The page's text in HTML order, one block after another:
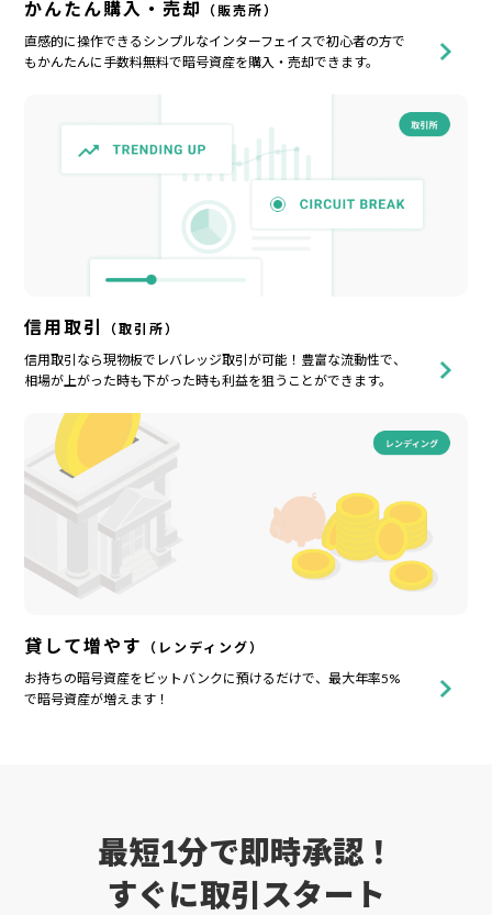
かんたん購入・売却
（販売所）
直感的に操作できるシンプルなインターフェイスで初心者の方で
もかんたんに手数料無料で暗号資産を購入・売却できます。
信用取引
（取引所）
信用取引なら現物板でレバレッジ取引が可能！豊富な流動性で、
相場が上がった時も下がった時も利益を狙うことができます。
貸して増やす
（レンディング）
お持ちの暗号資産をビットバンクに預けるだけで、最大年率5%
で暗号資産が増えます！
最短1分で即時承認！
すぐに取引スタート